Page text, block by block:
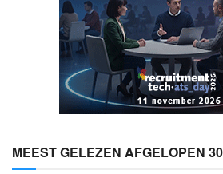
MEEST GELEZEN AFGELOPEN